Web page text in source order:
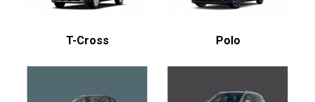
T-Cross Polo